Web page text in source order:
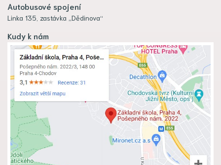
Autobusové spojení
Linka 135, zastávka „Dědinova“
Kudy k nám